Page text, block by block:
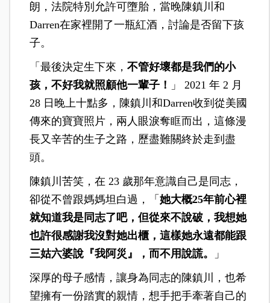
朗，法院特別允許可墮胎，當晚陳鎮川和
Darren在家裡開了一瓶紅酒，討論是否留下孩
子。
「最後決定生下來，不管好壞都是我們的小
孩，不好我就照顧他一輩子！
」 2021 年 2 月
28 日晚上十點多，陳鎮川和Darren收到從美國
傳來的寶寶照片，兩人眼淚奪眶而出，這條漫
長又辛苦的生子之路，歷盡難關終於走到盡
頭。
陳鎮川苦笑，在 23 歲那年意識自己是同志，
卻從不曾跟媽媽坦白過，「她大概25年前心裡
就知道我是同志了吧，但從來不說破，我想她
也許很感謝我沒對她出櫃，這樣她永遠都能跟
三姑六婆說『我阿災』，而不用說謊。
」
深厚的母子感情，讓身為同志的陳鎮川，也希
望擁有一份踏實的親情，想手把手牽著自己的